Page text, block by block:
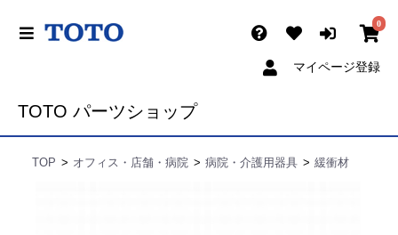
0
マイページ登録
TOTO パーツショップ
TOP オフィス・店舗・病院 病院・介護用器具 緩衝材